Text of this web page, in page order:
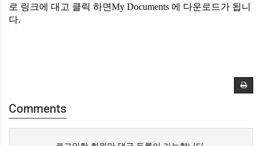
로 링크에 대고 클릭 하면My Documents 에 다운로드가 됩니
다.
Comments